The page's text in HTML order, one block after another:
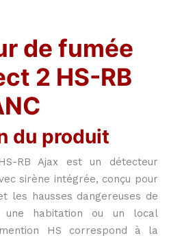
de fumée
2 HS-RB
du produit
RB Ajax est un détecteur
sirène intégrée, conçu pour
les hausses dangereuses de
une habitation ou un local
HS correspond à la